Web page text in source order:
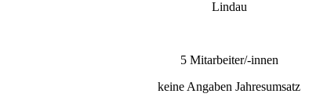
Lindau
5 Mitarbeiter/-innen
keine Angaben Jahresumsatz